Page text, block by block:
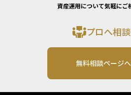
資産運用について気軽にご
プロへ相
無料相談ページ